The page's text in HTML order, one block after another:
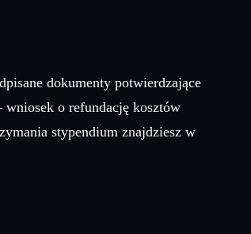
dokumenty potwierdzające
o refundację kosztów
stypendium znajdziesz w